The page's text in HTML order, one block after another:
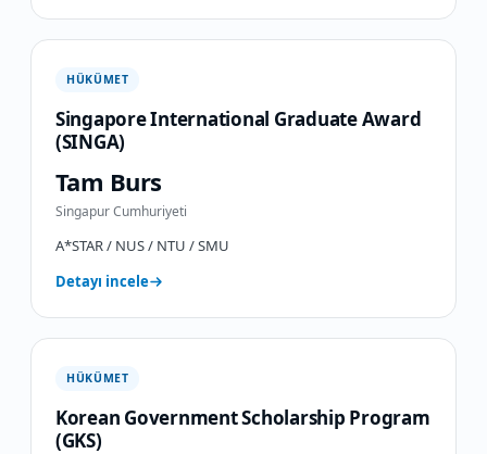
HÜKÜMET
Singapore International Graduate Award
(SINGA)
Tam Burs
Singapur Cumhuriyeti
A*STAR / NUS / NTU / SMU
Detayı incele
HÜKÜMET
Korean Government Scholarship Program
(GKS)